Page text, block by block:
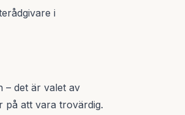
i
– det är valet av
på att vara trovärdig.